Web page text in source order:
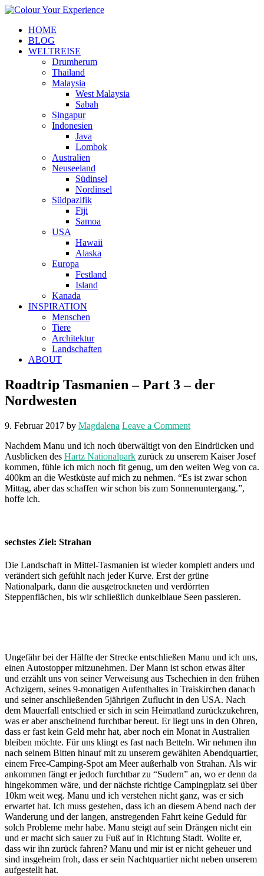
HOME
BLOG
WELTREISE
Drumherum
Thailand
Malaysia
West Malaysia
Sabah
Singapur
Indonesien
Java
Lombok
Australien
Neuseeland
Südinsel
Nordinsel
Südpazifik
Fiji
Samoa
USA
Hawaii
Alaska
Europa
Festland
Island
Kanada
INSPIRATION
Menschen
Tiere
Architektur
Landschaften
ABOUT
Roadtrip Tasmanien – Part 3 – der
Nordwesten
9. Februar 2017 by Magdalena Leave a Comment
Nachdem Manu und ich noch überwältigt von den Eindrücken und
Ausblicken des Hartz Nationalpark zurück zu unserem Kaiser Josef
kommen, fühle ich mich noch fit genug, um den weiten Weg von ca.
400km an die Westküste auf mich zu nehmen. “Es ist zwar schon
Mittag, aber das schaffen wir schon bis zum Sonnenuntergang.”,
hoffe ich.
sechstes Ziel: Strahan
Die Landschaft in Mittel-Tasmanien ist wieder komplett anders und
verändert sich gefühlt nach jeder Kurve. Erst der grüne
Nationalpark, dann die ausgetrockneten und verdörrten
Steppenflächen, bis wir schließlich dunkelblaue Seen passieren.
Ungefähr bei der Hälfte der Strecke entschließen Manu und ich uns,
einen Autostopper mitzunehmen. Der Mann ist schon etwas älter
und erzählt uns von seiner Verweisung aus Tschechien in den frühen
Achzigern, seines 9-monatigen Aufenthaltes in Traiskirchen danach
und seiner anschließenden 5jährigen Zuflucht in den USA. Nach
dem Mauerfall entschied er sich in sein Heimatland zurückzukehren,
was er aber anscheinend furchtbar bereut. Er liegt uns in den Ohren,
dass er fast kein Geld mehr hat, aber noch ein Monat in Australien
bleiben möchte. Für uns klingt es fast nach Betteln. Wir nehmen ihn
nach seinem Bitten hinauf mit zu unserem gewählten Abendquartier,
einem Free-Camping-Spot am Meer außerhalb von Strahan. Als wir
ankommen fängt er jedoch furchtbar zu “Sudern” an, wo er denn da
hingekommen wäre, und der nächste richtige Campingplatz sei über
10km weit weg. Manu und ich verstehen nicht ganz, was er sich
erwartet hat. Ich muss gestehen, dass ich an diesem Abend nach der
Wanderung und der langen, anstregenden Fahrt keine Geduld für
solch Probleme mehr habe. Manu steigt auf sein Drängen nicht ein
und er macht sich sauer zu Fuß auf in Richtung Stadt. Wollte er,
dass wir ihn zurück fahren? Manu und mir ist er nicht geheuer und
sind insgeheim froh, dass er sein Nachtquartier nicht neben unserem
aufgestellt hat.